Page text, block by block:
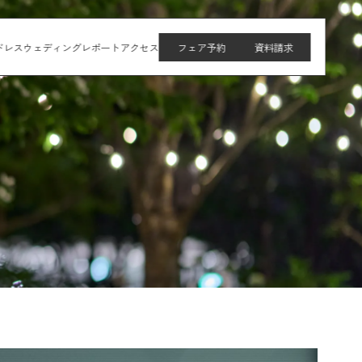
レスウェディングレポートアクセス フェア予約 資料請求